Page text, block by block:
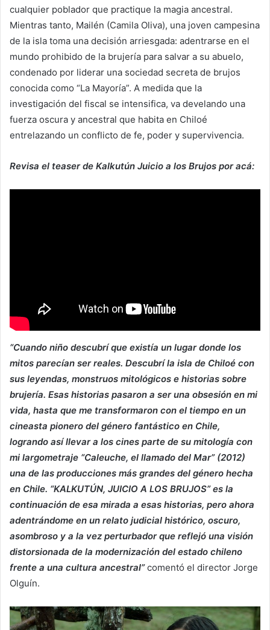
cualquier poblador que practique la magia ancestral.
Mientras tanto, Mailén (Camila Oliva), una joven campesina
de la isla toma una decisión arriesgada: adentrarse en el
mundo prohibido de la brujería para salvar a su abuelo,
condenado por liderar una sociedad secreta de brujos
conocida como “La Mayoría”. A medida que la
investigación del fiscal se intensifica, va develando una
fuerza oscura y ancestral que habita en Chiloé
entrelazando un conflicto de fe, poder y supervivencia.
Revisa el teaser de Kalkutún Juicio a los Brujos por acá:
“Cuando niño descubrí que existía un lugar donde los
mitos parecían ser reales. Descubrí la isla de Chiloé con
sus leyendas, monstruos mitológicos e historias sobre
brujería. Esas historias pasaron a ser una obsesión en mi
vida, hasta que me transformaron con el tiempo en un
cineasta pionero del género fantástico en Chile,
logrando así llevar a los cines parte de su mitología con
mi largometraje “Caleuche, el llamado del Mar” (2012)
una de las producciones más grandes del género hecha
en Chile. “KALKUTÚN, JUICIO A LOS BRUJOS” es la
continuación de esa mirada a esas historias, pero ahora
adentrándome en un relato judicial histórico, oscuro,
asombroso y a la vez perturbador que reflejó una visión
distorsionada de la modernización del estado chileno
frente a una cultura ancestral”comentó el director Jorge
Olguín.